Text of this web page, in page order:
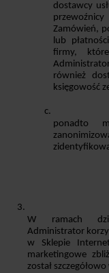
dostawcy
Zamówień,
lub
firmy,
również
księgowość
ponadto
W ramach
Administrator
w Sklepie
marketingowe
został